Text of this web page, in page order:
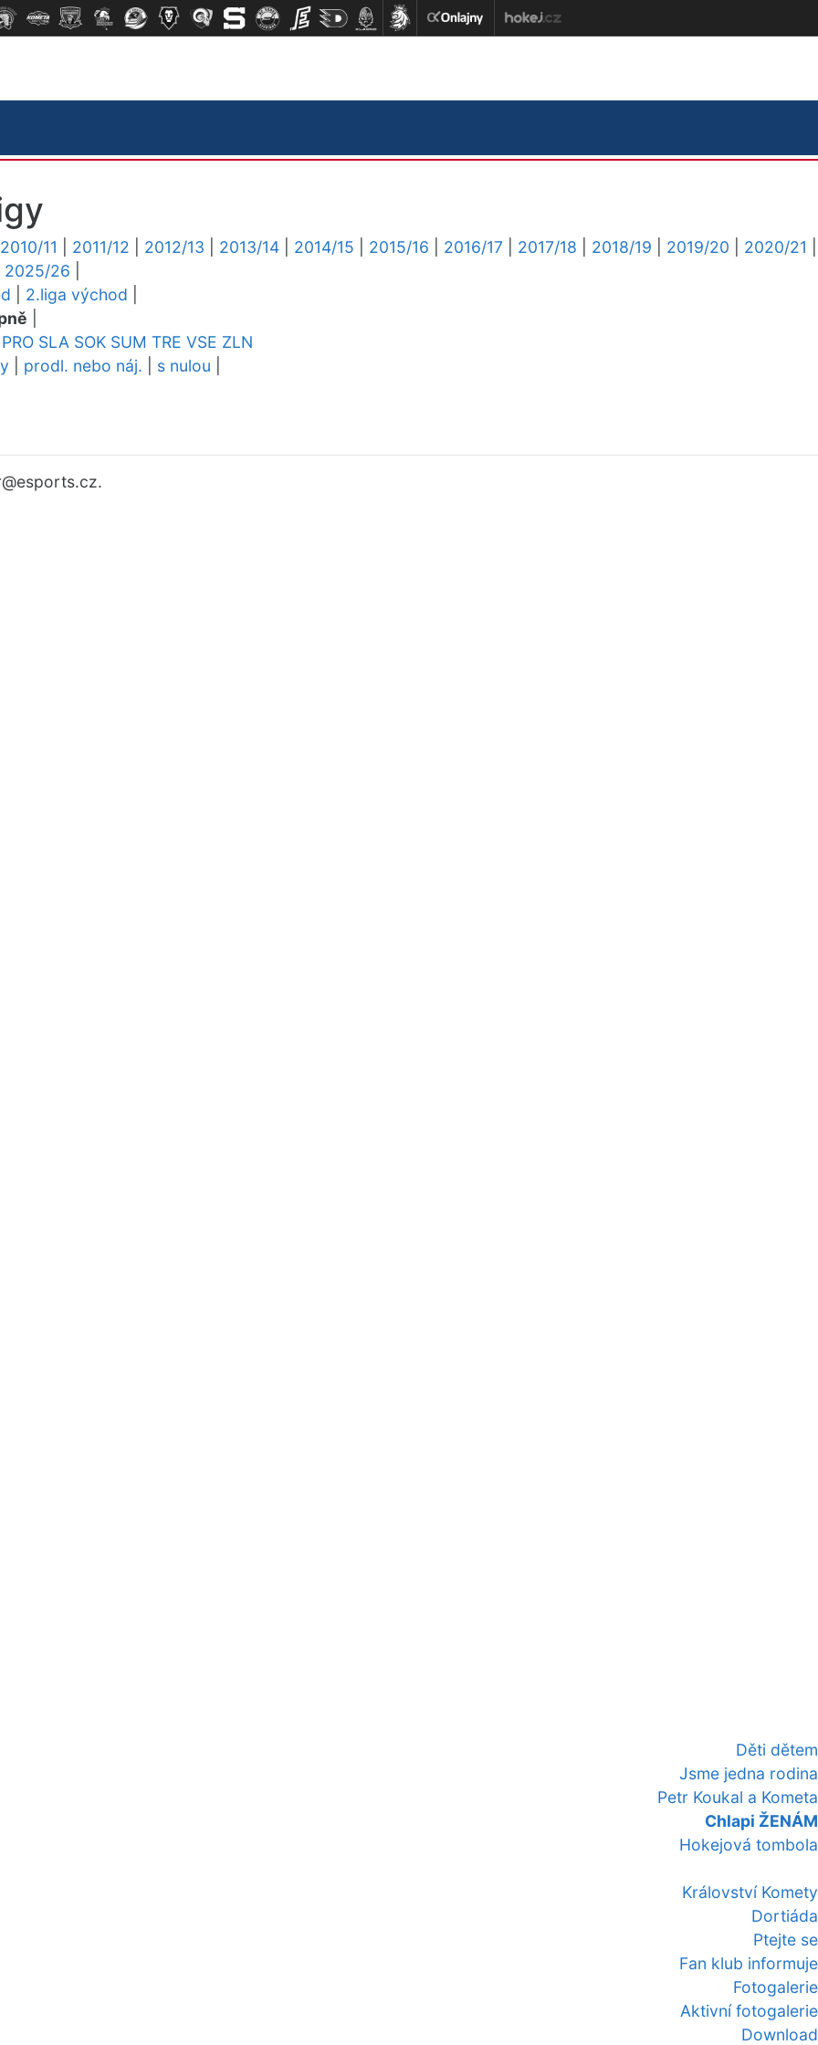
Děti dětem
Jsme jedna rodina
Petr Koukal a Kometa
Chlapi ŽENÁM
Hokejová tombola
Království Komety
Dortiáda
Ptejte se
Fan klub informuje
Fotogalerie
Aktivní fotogalerie
Download
2010/11 2011/12 2012/13 2013/14 2014/15 2015/16 2016/17 2017/18 2018/19 2019/20 2020/21
2025/26
2.liga východ
PRO SLA SOK SUM TRE VSE ZLN
prodl. nebo náj. s nulou
@esports.cz.